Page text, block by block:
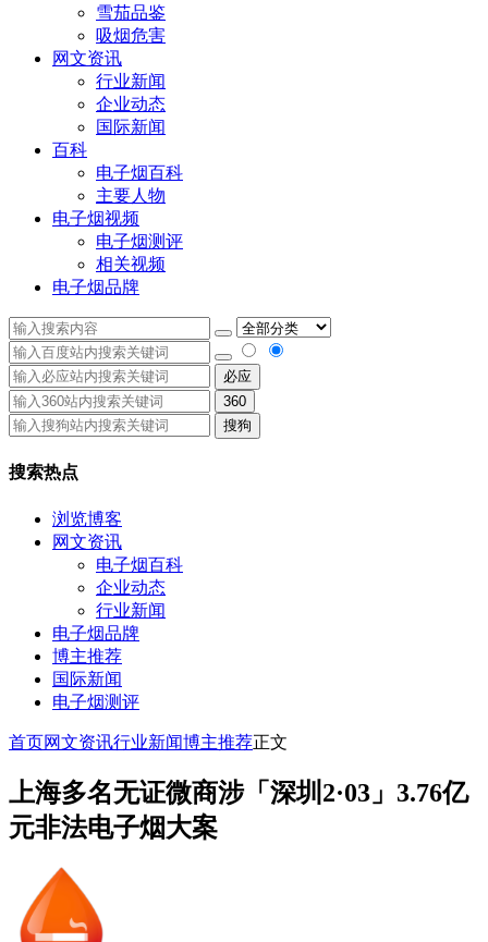
雪茄品鉴
吸烟危害
网文资讯
行业新闻
企业动态
国际新闻
百科
电子烟百科
主要人物
电子烟视频
电子烟测评
相关视频
电子烟品牌
必应
360
搜狗
搜索热点
浏览博客
网文资讯
电子烟百科
企业动态
行业新闻
电子烟品牌
博主推荐
国际新闻
电子烟测评
首页网文资讯行业新闻博主推荐正文
上海多名无证微商涉「深圳2·03」3.76亿
元非法电子烟大案